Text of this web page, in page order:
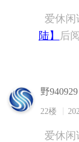
爱休闲
陆】
后
野940929
22楼
爱休闲